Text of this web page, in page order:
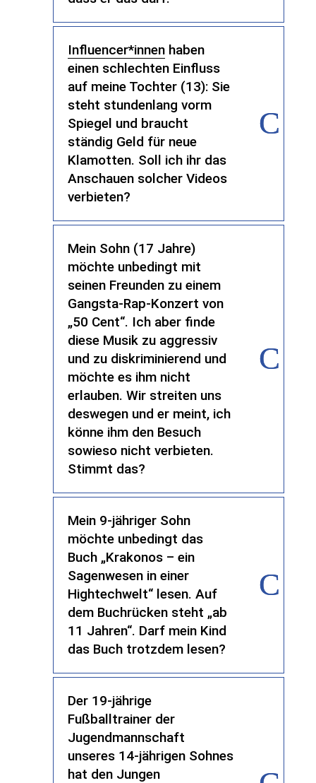
Influencer*innenhaben
einen schlechten Einfluss
auf meine Tochter (13): Sie
steht stundenlang vorm
Spiegel und braucht
ständig Geld für neue
Klamotten. Soll ich ihr das
Anschauen solcher Videos
verbieten?
Mein Sohn (17 Jahre)
möchte unbedingt mit
seinen Freunden zu einem
Gangsta-Rap-Konzert von
„50 Cent“. Ich aber finde
diese Musik zu aggressiv
und zu diskriminierend und
möchte es ihm nicht
erlauben. Wir streiten uns
deswegen und er meint, ich
könne ihm den Besuch
sowieso nicht verbieten.
Stimmt das?
Mein 9-jähriger Sohn
möchte unbedingt das
Buch „Krakonos – ein
Sagenwesen in einer
Hightechwelt“ lesen. Auf
dem Buchrücken steht „ab
11 Jahren“. Darf mein Kind
das Buch trotzdem lesen?
Der 19-jährige
Fußballtrainer der
Jugendmannschaft
unseres 14-jährigen Sohnes
hat den Jungen